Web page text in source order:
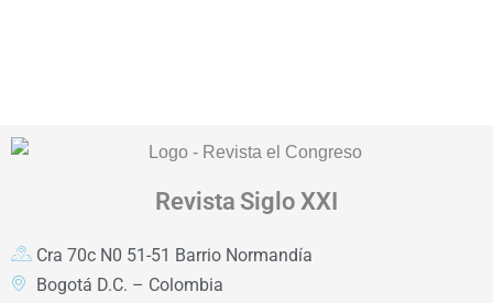
Revista Siglo XXI
Cra 70c N0 51-51 Barrio Normandía
Bogotá D.C. – Colombia